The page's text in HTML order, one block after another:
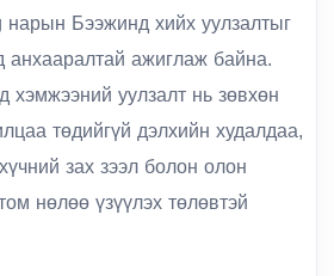
Бээжинд хийх уулзалтыг
анхааралтай ажиглаж байна.
хэмжээний уулзалт нь зөвхөн
төдийгүй дэлхийн худалдаа,
зах зээл болон олон
нөлөө үзүүлэх төлөвтэй